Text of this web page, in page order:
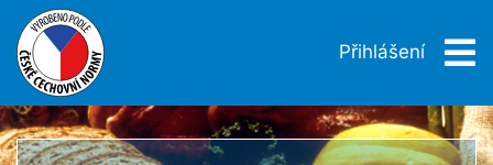
Přihlášení